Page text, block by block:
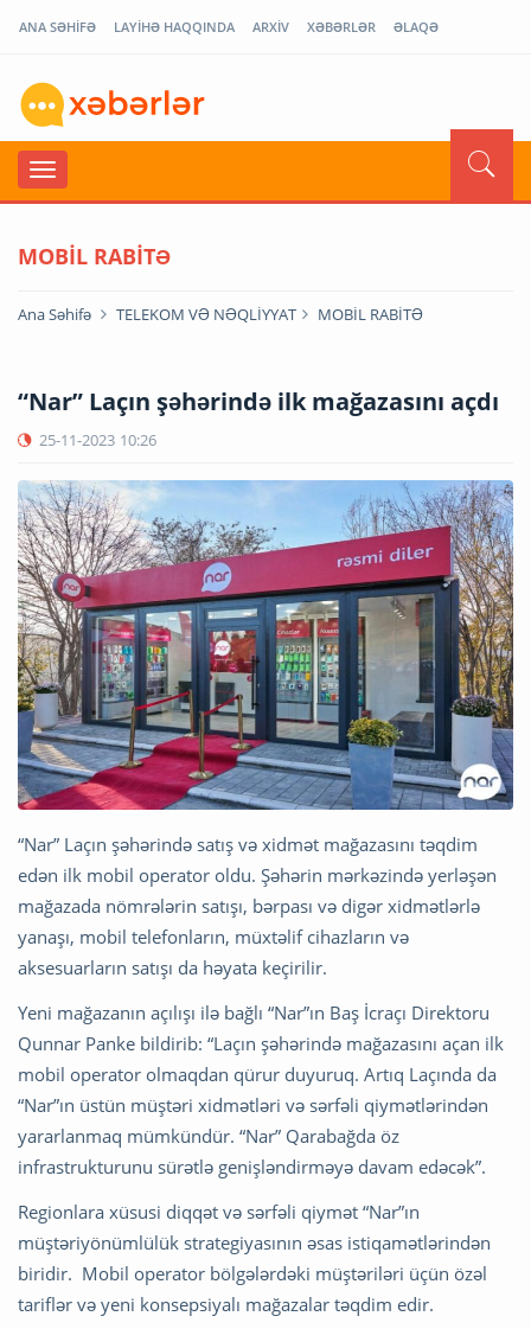
ANA SƏHİFƏ LAYİHƏ HAQQINDA ARXİV XƏBƏRLƏR ƏLAQƏ
MOBİL RABİTƏ
Ana Səhifə TELEKOM VƏ NƏQLİYYAT MOBİL RABİTƏ
“Nar” Laçın şəhərində ilk mağazasını açdı
25-11-2023 10:26
“Nar” Laçın şəhərində satış və xidmət mağazasını təqdim
edən ilk mobil operator oldu. Şəhərin mərkəzində yerləşən
mağazada nömrələrin satışı, bərpası və digər xidmətlərlə
yanaşı, mobil telefonların, müxtəlif cihazların və
aksesuarların satışı da həyata keçirilir.
Yeni mağazanın açılışı ilə bağlı “Nar”ın Baş İcraçı Direktoru
Qunnar Panke bildirib: “Laçın şəhərində mağazasını açan ilk
mobil operator olmaqdan qürur duyuruq. Artıq Laçında da
“Nar”ın üstün müştəri xidmətləri və sərfəli qiymətlərindən
yararlanmaq mümkündür. “Nar” Qarabağda öz
infrastrukturunu sürətlə genişləndirməyə davam edəcək”.
Regionlara xüsusi diqqət və sərfəli qiymət “Nar”ın
müştəriyönümlülük strategiyasının əsas istiqamətlərindən
biridir. Mobil operator bölgələrdəki müştəriləri üçün özəl
tariflər və yeni konsepsiyalı mağazalar təqdim edir.